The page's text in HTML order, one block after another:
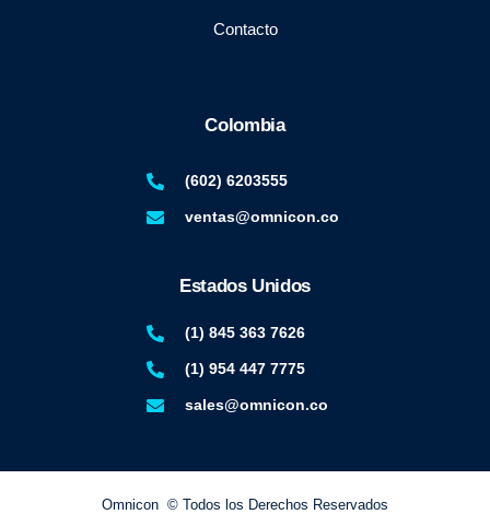
Contacto
Colombia
(602) 6203555
ventas@omnicon.co
Estados Unidos
(1) 845 363 7626
(1) 954 447 7775
sales@omnicon.co
Omnicon © Todos los Derechos Reservados